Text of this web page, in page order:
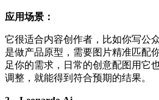
应用场景：
它很适合内容创作者，比如你写公
是做产品原型，需要图片精准匹配
足你的需求，日常的创意配图用它
调整，就能得到符合预期的结果。